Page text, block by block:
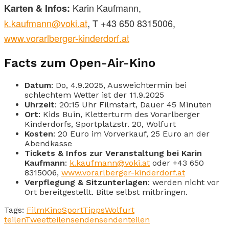
Karten & Infos: Karin Kaufmann,
k.kaufmann@voki.at, T +43 650 8315006,
www.vorarlberger-kinderdorf.at
Facts zum Open-Air-Kino
Datum: Do, 4.9.2025, Ausweichtermin bei
schlechtem Wetter ist der 11.9.2025
Uhrzeit: 20:15 Uhr Filmstart, Dauer 45 Minuten
Ort: Kids Buin, Kletterturm des Vorarlberger
Kinderdorfs, Sportplatzstr. 20, Wolfurt
Kosten: 20 Euro im Vorverkauf, 25 Euro an der
Abendkasse
Tickets & Infos zur Veranstaltung bei Karin
Kaufmann: k.kaufmann@voki.at oder +43 650
8315006, www.vorarlberger-kinderdorf.at
Verpflegung & Sitzunterlagen: werden nicht vor
Ort bereitgestellt. Bitte selbst mitbringen.
Tags: FilmKinoSportTippsWolfurt
teilenTweetteilensendensendenteilen